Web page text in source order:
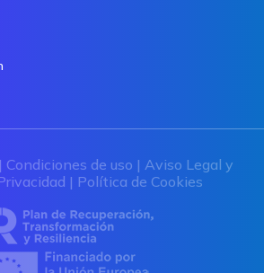
Condiciones de uso | Aviso Legal y
| Política de Cookies